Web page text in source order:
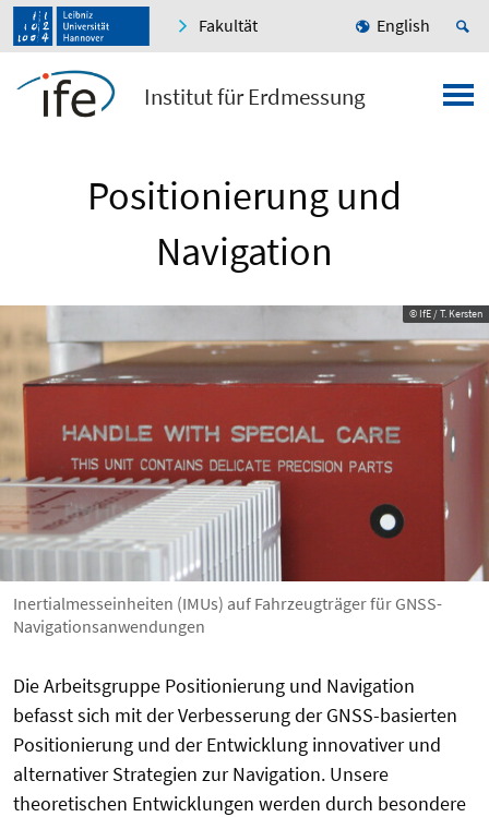
Fakultät English
Institut für Erdmessung
Positionierung und
Navigation
© IfE / T. Kersten
Inertialmesseinheiten (IMUs) auf Fahrzeugträger für GNSS-
Navigationsanwendungen
Die Arbeitsgruppe Positionierung und Navigation
befasst sich mit der Verbesserung der GNSS-basierten
Positionierung und der Entwicklung innovativer und
alternativer Strategien zur Navigation. Unsere
theoretischen Entwicklungen werden durch besondere